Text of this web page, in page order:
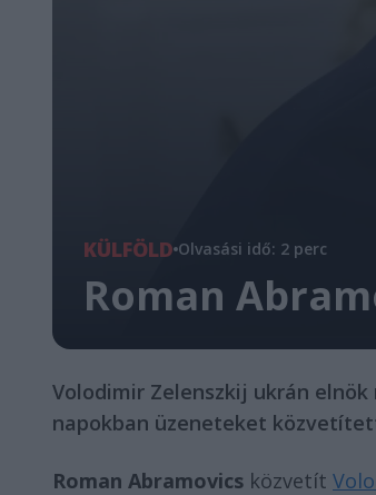
KÜLFÖLD Olvasási idő: 2 perc
Roman
Volodimir Zelenszkij ukrán
napokban üzeneteket
Roman Abramovics közvetít